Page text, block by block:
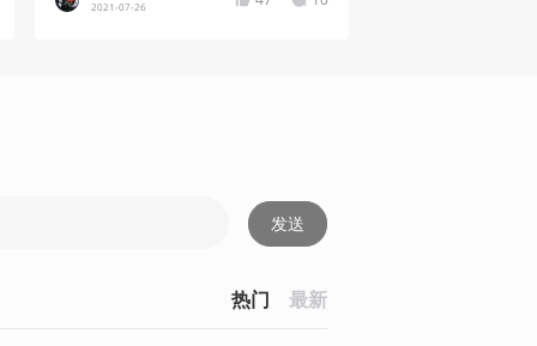
2021-07-26
发送
热门 最新